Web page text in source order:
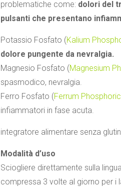
problematiche come: dolori del
pulsanti che presentano
Potassio Fosfato (Kalium
dolore pungente da nevralgia.
Magnesio Fosfato (Magnesium
spasmodico, nevralgia.
Ferro Fosfato (Ferrum
infiammatori in fase acuta.
integratore alimentare senza
Modalità d’uso
Sciogliere direttamente sulla
compressa 3 volte al giorno per i